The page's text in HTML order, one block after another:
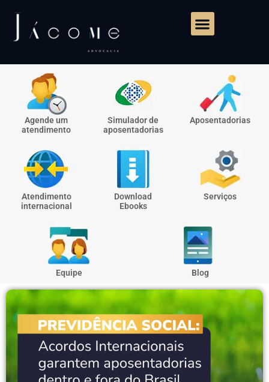
Agende um
atendimento
Simulador de
aposentadorias
Aposentadorias
Atendimento
internacional
Download
Ebooks
Serviços
Equipe Blog